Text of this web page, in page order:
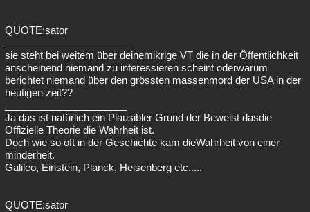
QUOTE:sator
sie steht bei weitem über deinemikrige VT die in der Öffentlichkeit
anscheinend niemand zu interessieren scheint oderwarum
berichtet niemand über den grössten massenmord der USA in der
heutigen zeit??
Ja das ist natürlich ein Plausibler Grund der Beweist dasdie
Offizielle Theorie die Wahrheit ist.
Doch wie so oft in der Geschichte kam dieWahrheit von einer
minderheit.
Galileo, Einstein, Planck, Heisenberg etc.....
QUOTE:sator